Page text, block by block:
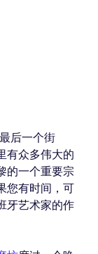
后一个街
有众多伟大的
的一个重要宗
您有时间，可
牙艺术家的作